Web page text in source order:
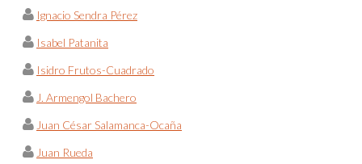
Ignacio Sendra Pérez
Isabel Patanita
Isidro Frutos-Cuadrado
J. Armengol Bachero
Juan César Salamanca-Ocaña
Juan Rueda